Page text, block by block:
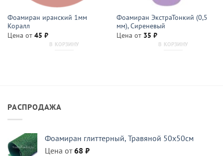
Фоамиран иранский 1мм
Коралл
Цена от 45 ₽
В КОРЗИНУ
Фоамиран ЭкстраТонкий (0,5
мм), Сиреневый
Цена от 35 ₽
В КОРЗИНУ
РАСПРОДАЖА
Фоамиран глиттерный, Травяной 50x50см
Цена от68 ₽